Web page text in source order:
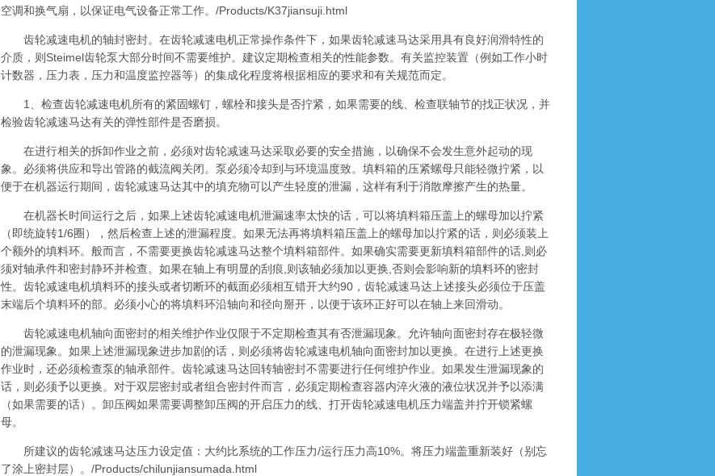
空调和换气扇，以保证电气设备正常工作。/Products/K37jiansuji.html
齿轮减速电机的轴封密封。在齿轮减速电机正常操作条件下，如果齿轮减速马达采用具有良好润滑特性的
介质，则Steimel齿轮泵大部分时间不需要维护。建议定期检查相关的性能参数。有关监控装置（例如工作小时
计数器，压力表，压力和温度监控器等）的集成化程度将根据相应的要求和有关规范而定。
1、检查齿轮减速电机所有的紧固螺钉，螺栓和接头是否拧紧，如果需要的线、检查联轴节的找正状况，并
检验齿轮减速马达有关的弹性部件是否磨损。
在进行相关的拆卸作业之前，必须对齿轮减速马达采取必要的安全措施，以确保不会发生意外起动的现
象。必须将供应和导出管路的截流阀关闭。泵必须冷却到与环境温度致。填料箱的压紧螺母只能轻微拧紧，以
便于在机器运行期间，齿轮减速马达其中的填充物可以产生轻度的泄漏，这样有利于消散摩擦产生的热量。
在机器长时间运行之后，如果上述齿轮减速电机泄漏速率太快的话，可以将填料箱压盖上的螺母加以拧紧
（即统旋转1/6圈），然后检查上述的泄漏程度。如果无法再将填料箱压盖上的螺母加以拧紧的话，则必须装上
个额外的填料环。般而言，不需要更换齿轮减速马达整个填料箱部件。如果确实需要更新填料箱部件的话,则必
须对轴承件和密封静环并检查。如果在轴上有明显的刮痕,则该轴必须加以更换,否则会影响新的填料环的密封
性。齿轮减速电机填料环的接头或者切断环的截面必须相互错开大约90，齿轮减速马达上述接头必须位于压盖
末端后个填料环的部。必须小心的将填料环沿轴向和径向掰开，以便于该环正好可以在轴上来回滑动。
齿轮减速电机轴向面密封的相关维护作业仅限于不定期检查其有否泄漏现象。允许轴向面密封存在极轻微
的泄漏现象。如果上述泄漏现象进步加剧的话，则必须将齿轮减速电机轴向面密封加以更换。在进行上述更换
作业时，还必须检查泵的轴承部件。齿轮减速马达回转轴密封不需要进行任何维护作业。如果发生泄漏现象的
话，则必须予以更换。对于双层密封或者组合密封件而言，必须定期检查容器内淬火液的液位状况并予以添满
（如果需要的话）。卸压阀如果需要调整卸压阀的开启压力的线、打开齿轮减速电机压力端盖并拧开锁紧螺
母。
所建议的齿轮减速马达压力设定值：大约比系统的工作压力/运行压力高10%。将压力端盖重新装好（别忘
了涂上密封层）。/Products/chilunjiansumada.html